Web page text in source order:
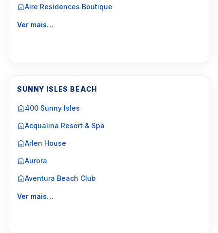
Aire Residences Boutique
Ver mais…
SUNNY ISLES BEACH
400 Sunny Isles
Acqualina Resort & Spa
Arlen House
Aurora
Aventura Beach Club
Ver mais…